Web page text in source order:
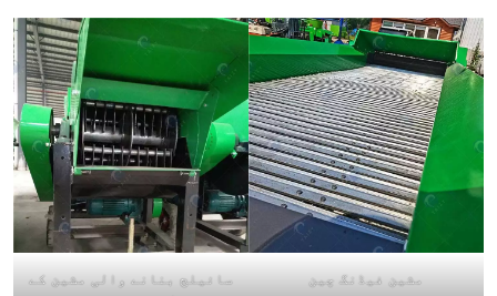
مشین فیڈنگ چین
سائیلج بنانے والی مشین کے